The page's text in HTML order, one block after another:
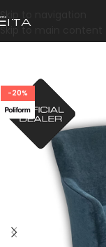
Skip to navigation
Skip to main content
ITA
-20%